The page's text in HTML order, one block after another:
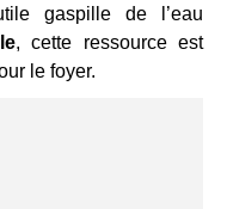
gaspille de l’eau
, cette ressource est
le foyer.